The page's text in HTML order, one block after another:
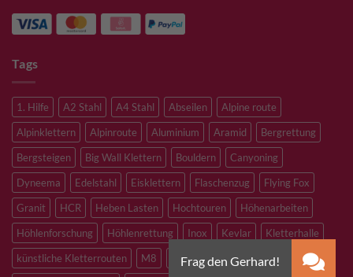
Tags
1. Hilfe A2 Stahl A4 Stahl Abseilen
Alpine route
Alpinklettern
Alpinroute Aluminium Aramid
Bergrettung
Bergsteigen
Big Wall Klettern Bouldern
Canyoning
Dyneema
Edelstahl Eisklettern Flaschenzug
Flying Fox
Granit
HCR Heben Lasten Hochtouren
Höhenarbeiten
Höhlenforschung
Höhlenrettung Inox Kevlar
Kletterhalle
künstliche Kletterrouten
M8 M10 M12 Notfall PLX